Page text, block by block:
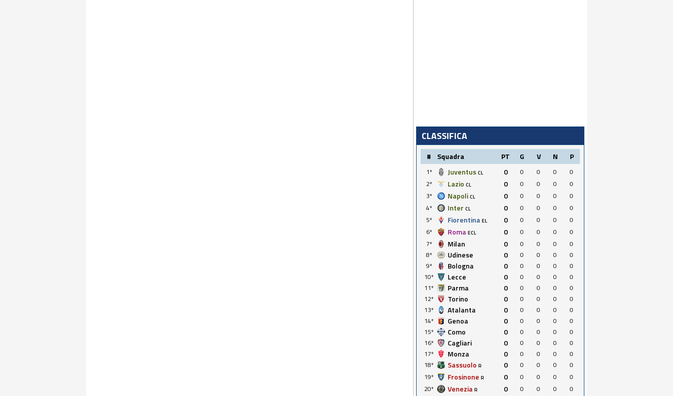
CLASSIFICA
# Squadra PT G V N P
1º Juventus CL 0 0 0 0
0
2º
Lazio CL 0 0 0 0
0
3º
Napoli CL 0 0 0 0
0
4º
Inter CL 0 0 0 0
0
5º
Fiorentina EL 0 0 0 0
0
6º
Roma ECL 0 0 0 0
0
7º
Milan 0 0 0 0
0
8º
Udinese 0 0 0 0
0
9º
Bologna 0 0 0 0
0
10º
Lecce 0 0 0 0
0
11º
Parma 0 0 0 0
0
12º
Torino 0 0 0 0
0
13º
Atalanta 0 0 0 0
0
14º
Genoa 0 0 0 0
0
15º
Como 0 0 0 0
0
16º
Cagliari 0 0 0 0
0
17º
Monza 0 0 0 0
0
18º
Sassuolo R 0 0 0 0
0
19º
Frosinone R 0 0 0 0
0
20º
Venezia R 0 0 0 0 0